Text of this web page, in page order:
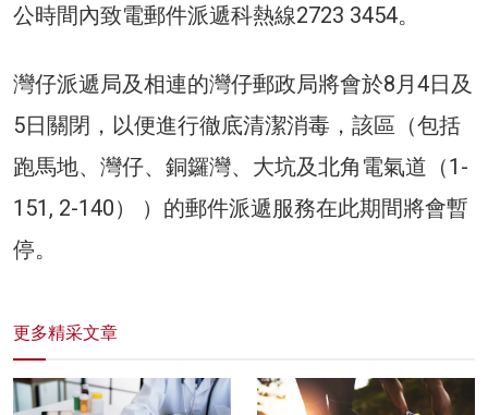
公時間內致電郵件派遞科熱線2723 3454。
灣仔派遞局及相連的灣仔郵政局將會於8月4日及
5日關閉，以便進行徹底清潔消毒，該區（包括
跑馬地、灣仔、銅鑼灣、大坑及北角電氣道（1-
151, 2-140） ）的郵件派遞服務在此期間將會暫
停。
更多精采文章